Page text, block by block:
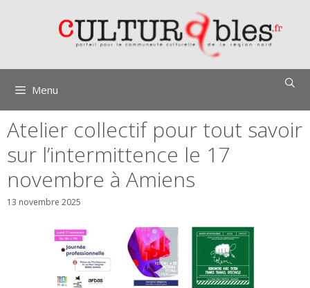
Menu
Atelier collectif pour tout savoir
sur l’intermittence le 17
novembre à Amiens
13 novembre 2025